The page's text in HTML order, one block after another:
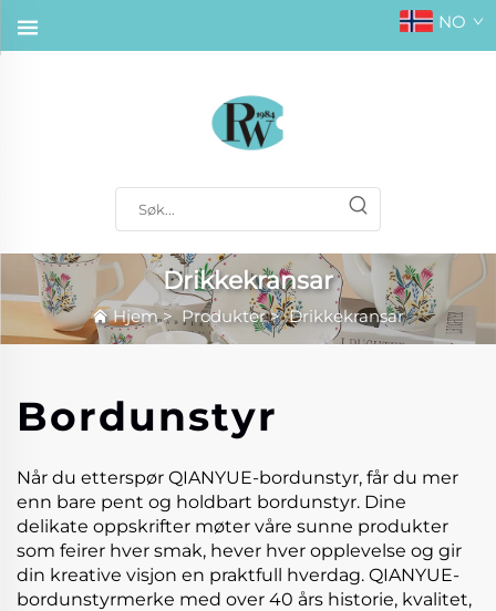
NO
Drikkekransar
Hjem> Produkter>Drikkekransar
Bordunstyr
Når du etterspør QIANYUE-bordunstyr, får du mer
enn bare pent og holdbart bordunstyr. Dine
delikate oppskrifter møter våre sunne produkter
som feirer hver smak, hever hver opplevelse og gir
din kreative visjon en praktfull hverdag. QIANYUE-
bordunstyrmerke med over 40 års historie, kvalitet,